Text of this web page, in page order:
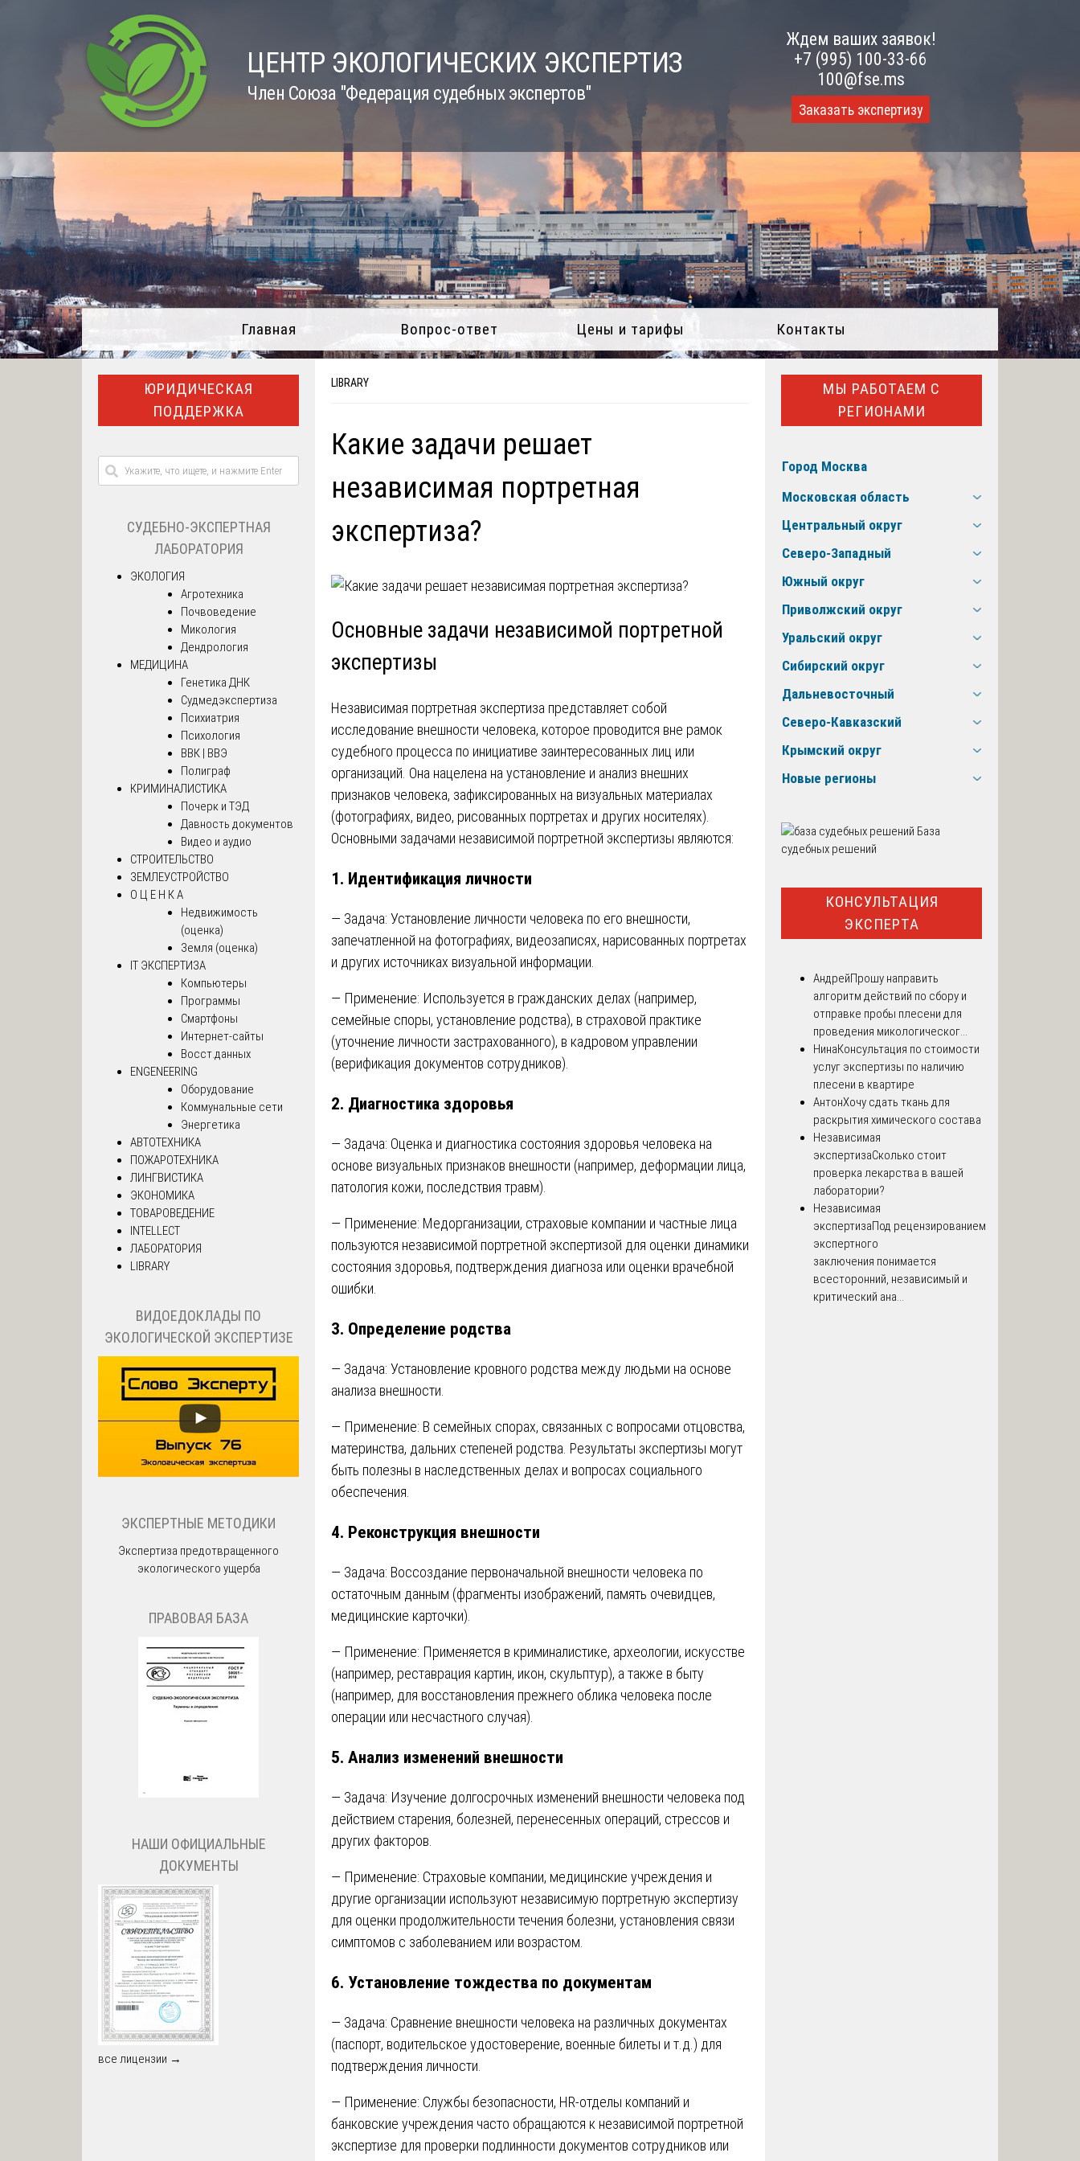
ЦЕНТР ЭКОЛОГИЧЕСКИХ ЭКСПЕРТИЗ
Член Союза "Федерация судебных экспертов"
Ждем ваших заявок!
+7 (995) 100-33-66
100@fse.ms
Заказать экспертизу
Главная Вопрос-ответ Цены и тарифы Контакты
LIBRARY
Какие задачи решает
независимая портретная
экспертиза?
Основные задачи независимой портретной
экспертизы
Независимая портретная экспертиза представляет собой
исследование внешности человека, которое проводится вне рамок
судебного процесса по инициативе заинтересованных лиц или
организаций. Она нацелена на установление и анализ внешних
признаков человека, зафиксированных на визуальных материалах
(фотографиях, видео, рисованных портретах и других носителях).
Основными задачами независимой портретной экспертизы являются:
1. Идентификация личности
— Задача: Установление личности человека по его внешности,
запечатленной на фотографиях, видеозаписях, нарисованных портретах
и других источниках визуальной информации.
— Применение: Используется в гражданских делах (например,
семейные споры, установление родства), в страховой практике
(уточнение личности застрахованного), в кадровом управлении
(верификация документов сотрудников).
2. Диагностика здоровья
— Задача: Оценка и диагностика состояния здоровья человека на
основе визуальных признаков внешности (например, деформации лица,
патология кожи, последствия травм).
— Применение: Медорганизации, страховые компании и частные лица
пользуются независимой портретной экспертизой для оценки динамики
состояния здоровья, подтверждения диагноза или оценки врачебной
ошибки.
3. Определение родства
— Задача: Установление кровного родства между людьми на основе
анализа внешности.
— Применение: В семейных спорах, связанных с вопросами отцовства,
материнства, дальних степеней родства. Результаты экспертизы могут
быть полезны в наследственных делах и вопросах социального
обеспечения.
4. Реконструкция внешности
— Задача: Воссоздание первоначальной внешности человека по
остаточным данным (фрагменты изображений, память очевидцев,
медицинские карточки).
— Применение: Применяется в криминалистике, археологии, искусстве
(например, реставрация картин, икон, скульптур), а также в быту
(например, для восстановления прежнего облика человека после
операции или несчастного случая).
5. Анализ изменений внешности
— Задача: Изучение долгосрочных изменений внешности человека под
действием старения, болезней, перенесенных операций, стрессов и
других факторов.
— Применение: Страховые компании, медицинские учреждения и
другие организации используют независимую портретную экспертизу
для оценки продолжительности течения болезни, установления связи
симптомов с заболеванием или возрастом.
6. Установление тождества по документам
— Задача: Сравнение внешности человека на различных документах
(паспорт, водительское удостоверение, военные билеты и т.д.) для
подтверждения личности.
— Применение: Службы безопасности, HR-отделы компаний и
банковские учреждения часто обращаются к независимой портретной
экспертизе для проверки подлинности документов сотрудников или
ЮРИДИЧЕСКАЯ
ПОДДЕРЖКА
СУДЕБНО-ЭКСПЕРТНАЯ
ЛАБОРАТОРИЯ
ЭКОЛОГИЯ
Агротехника
Почвоведение
Микология
Дендрология
МЕДИЦИНА
Генетика ДНК
Судмедэкспертиза
Психиатрия
Психология
ВВК | ВВЭ
Полиграф
КРИМИНАЛИСТИКА
Почерк и ТЭД
Давность документов
Видео и аудио
СТРОИТЕЛЬСТВО
ЗЕМЛЕУСТРОЙСТВО
О Ц Е Н К А
Недвижимость
(оценка)
Земля (оценка)
IT ЭКСПЕРТИЗА
Компьютеры
Программы
Смартфоны
Интернет-сайты
Восст.данных
ENGENEERING
Оборудование
Коммунальные сети
Энергетика
АВТОТЕХНИКА
ПОЖАРОТЕХНИКА
ЛИНГВИСТИКА
ЭКОНОМИКА
ТОВАРОВЕДЕНИЕ
INTELLECT
ЛАБОРАТОРИЯ
LIBRARY
ВИДОЕДОКЛАДЫ ПО
ЭКОЛОГИЧЕСКОЙ ЭКСПЕРТИЗЕ
ЭКСПЕРТНЫЕ МЕТОДИКИ
Экспертиза предотвращенного
экологического ущерба
ПРАВОВАЯ БАЗА
НАШИ ОФИЦИАЛЬНЫЕ
ДОКУМЕНТЫ
все лицензии →
МЫ РАБОТАЕМ С
РЕГИОНАМИ
Город Москва
Московская область
Центральный округ
Северо-Западный
Южный округ
Приволжский округ
Уральский округ
Сибирский округ
Дальневосточный
Северо-Кавказский
Крымский округ
Новые регионы
База
судебных решений
КОНСУЛЬТАЦИЯ
ЭКСПЕРТА
АндрейПрошу направить
алгоритм действий по сбору и
отправке пробы плесени для
проведения микологическог...
НинаКонсультация по стоимости
услуг экспертизы по наличию
плесени в квартире
АнтонХочу сдать ткань для
раскрытия химического состава
Независимая
экспертизаСколько стоит
проверка лекарства в вашей
лаборатории?
Независимая
экспертизаПод рецензированием
экспертного
заключения понимается
всесторонний, независимый и
критический ана...